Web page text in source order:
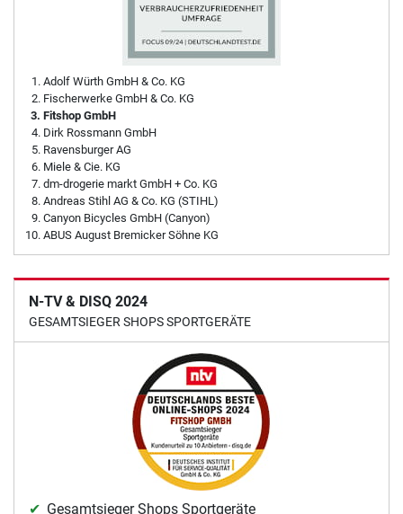
Adolf Würth GmbH & Co. KG
Fischerwerke GmbH & Co. KG
Fitshop GmbH
Dirk Rossmann GmbH
Ravensburger AG
Miele & Cie. KG
dm-drogerie markt GmbH + Co. KG
Andreas Stihl AG & Co. KG (STIHL)
Canyon Bicycles GmbH (Canyon)
ABUS August Bremicker Söhne KG
N-TV & DISQ 2024
GESAMTSIEGER SHOPS SPORTGERÄTE
Gesamtsieger Shops Sportgeräte